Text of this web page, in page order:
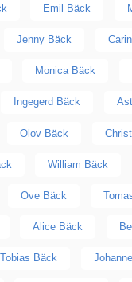
Emil Bäck
Jenny Bäck
Monica Bäck
Ingegerd Bäck
Olov Bäck
William Bäck
Ove Bäck
Alice Bäck
Tobias Bäck